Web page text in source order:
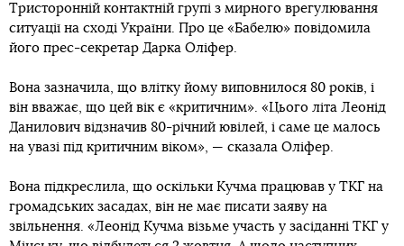
Тристоронній контактній групі з мирного врегулювання
ситуації на сході України. Про це «Бабелю» повідомила
його прес-секретар Дарка Оліфер.
Вона зазначила, що влітку йому виповнилося 80 років, і
він вважає, що цей вік є «критичним». «Цього літа Леонід
Данилович відзначив 80-річний ювілей, і саме це малось
на увазі під критичним віком», — сказала Оліфер.
Вона підкреслила, що оскільки Кучма працював у ТКГ на
громадських засадах, він не має писати заяву на
звільнення. «Леонід Кучма візьме участь у засіданні ТКГ у